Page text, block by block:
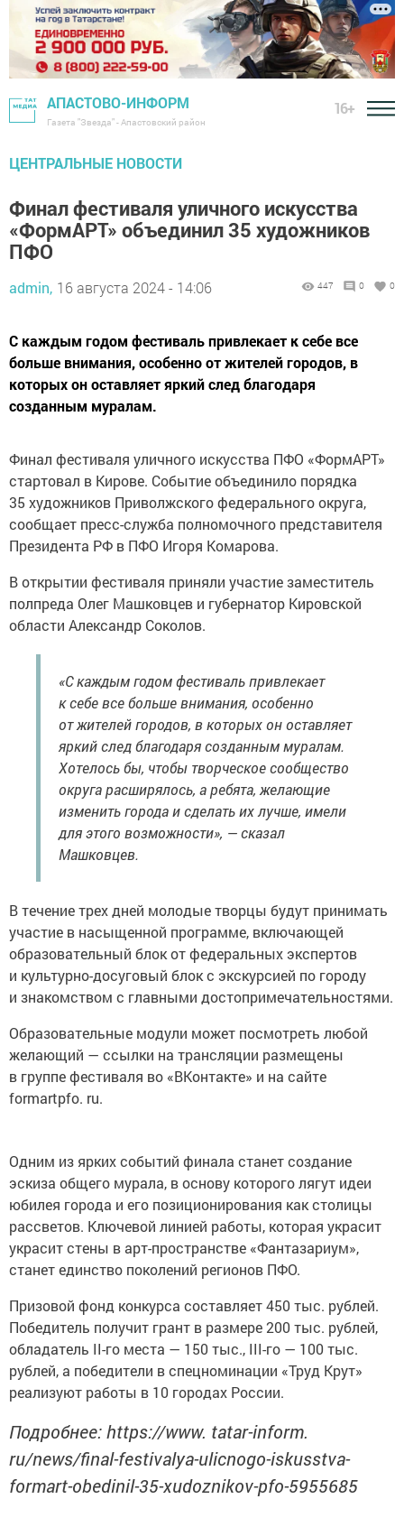
АПАСТОВО-ИНФОРМ
Газета "Звезда" - Апастовский район
16+
ЦЕНТРАЛЬНЫЕ НОВОСТИ
Финал фестиваля уличного искусства
«ФормАРТ» объединил 35 художников
ПФО
admin, 16 августа 2024 - 14:06 447 0 0
С каждым годом фестиваль привлекает к себе все
больше внимания, особенно от жителей городов, в
которых он оставляет яркий след благодаря
созданным муралам.
Финал фестиваля уличного искусства ПФО «ФормАРТ»
стартовал в Кирове. Событие объединило порядка
35 художников Приволжского федерального округа,
сообщает пресс-служба полномочного представителя
Президента РФ в ПФО Игоря Комарова.
В открытии фестиваля приняли участие заместитель
полпреда Олег Машковцев и губернатор Кировской
области Александр Соколов.
«С каждым годом фестиваль привлекает
к себе все больше внимания, особенно
от жителей городов, в которых он оставляет
яркий след благодаря созданным муралам.
Хотелось бы, чтобы творческое сообщество
округа расширялось, а ребята, желающие
изменить города и сделать их лучше, имели
для этого возможности», — сказал
Машковцев.
В течение трех дней молодые творцы будут принимать
участие в насыщенной программе, включающей
образовательный блок от федеральных экспертов
и культурно-досуговый блок с экскурсией по городу
и знакомством с главными достопримечательностями.
Образовательные модули может посмотреть любой
желающий — ссылки на трансляции размещены
в группе фестиваля во «ВКонтакте» и на сайте
formartpfo. ru.
Одним из ярких событий финала станет создание
эскиза общего мурала, в основу которого лягут идеи
юбилея города и его позиционирования как столицы
рассветов. Ключевой линией работы, которая украсит
украсит стены в арт-пространстве «Фантазариум»,
станет единство поколений регионов ПФО.
Призовой фонд конкурса составляет 450 тыс. рублей.
Победитель получит грант в размере 200 тыс. рублей,
обладатель II-го места — 150 тыс., III-го — 100 тыс.
рублей, а победители в спецноминации «Труд Крут»
реализуют работы в 10 городах России.
Подробнее: https://www. tatar-inform.
ru/news/final-festivalya-ulicnogo-iskusstva-
formart-obedinil-35-xudoznikov-pfo-5955685